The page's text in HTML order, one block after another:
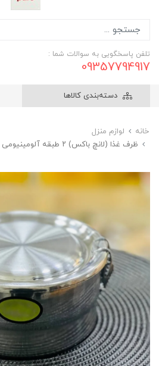
تلفن پاسخگویی به سوالات شما :
09357794917
دسته‌بندی کالاها
خانه
لوازم منزل
ظرف غذا (لانچ باکس) ۲ طبقه آلومینیومی سایز بزرگ